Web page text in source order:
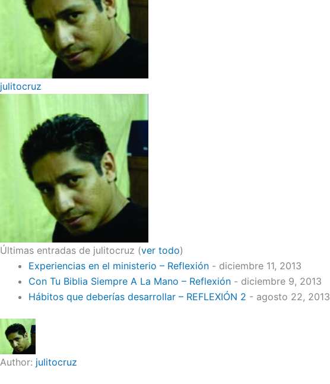
julitocruz
Últimas entradas de julitocruz (ver todo)
Experiencias en el ministerio – Reflexión - diciembre 11, 2013
Con Tu Biblia Siempre A La Mano – Reflexión - diciembre 9, 2013
Hábitos que deberías desarrollar – REFLEXIÓN 2 - agosto 22, 2013
Author: julitocruz